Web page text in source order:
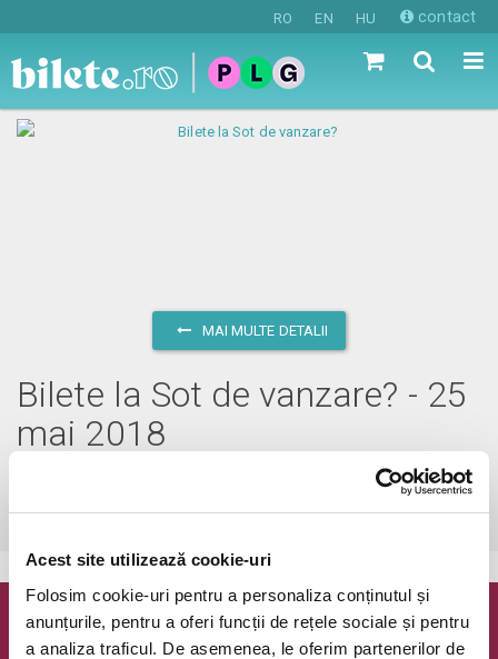
Acest site utilizează cookie-uri
Folosim cookie-uri pentru a personaliza conținutul și
anunțurile, pentru a oferi funcții de rețele sociale și pentru
a analiza traficul. De asemenea, le oferim partenerilor de
RO EN HU contact
MAI MULTE DETALII
Bilete la Sot de vanzare? - 25
mai 2018
Bucuresti, The Hubvezi pe harta
Newsletter @ Bilete.ro